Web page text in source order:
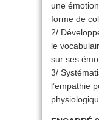
une
forme de
2/
le
sur ses
3/
l’empathie